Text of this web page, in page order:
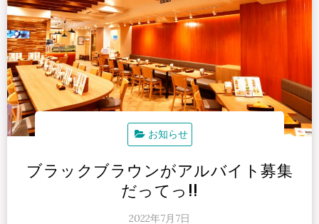
お知らせ
ブラックブラウンがアルバイト募集
だってっ!!
2022年7月7日